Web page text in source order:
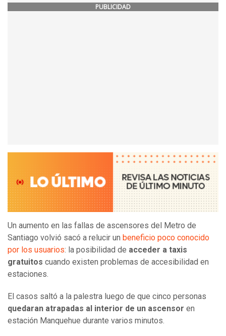
PUBLICIDAD
Un aumento en las fallas de ascensores del Metro de
Santiago volvió sacó a relucir un beneficio poco conocido
por los usuarios: la posibilidad de acceder a taxis
gratuitos cuando existen problemas de accesibilidad en
estaciones.
El casos saltó a la palestra luego de que cinco personas
quedaran atrapadas al interior de un ascensor en
estación Manquehue durante varios minutos.